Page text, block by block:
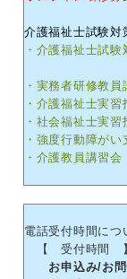
介護福祉士試験対
・介護福祉士試
・実務者研修教員
・介護福祉士実習
・社会福祉士実習
・強度行動障が
・介護教員講習会
電話受付時間につ
【 受付時間 】
お申込み/お